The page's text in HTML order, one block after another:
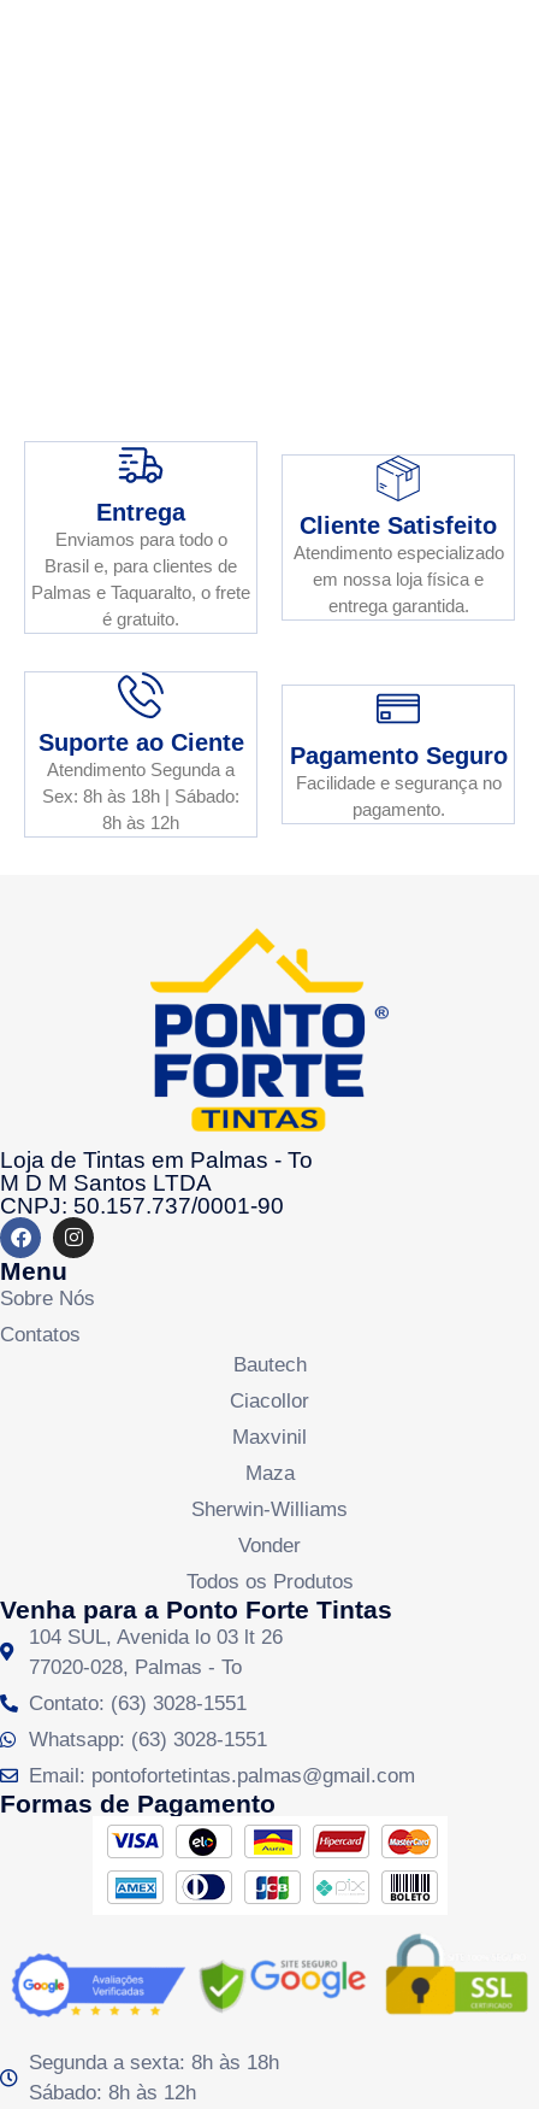
Entrega
Enviamos para todo o
Brasil e, para clientes de
Palmas e Taquaralto, o frete
é gratuito.
Cliente Satisfeito
Atendimento especializado
em nossa loja física e
entrega garantida.
Suporte ao Ciente
Atendimento Segunda a
Sex: 8h às 18h | Sábado:
8h às 12h
Pagamento Seguro
Facilidade e segurança no
pagamento.
Loja de Tintas em Palmas - To
M D M Santos LTDA
CNPJ: 50.157.737/0001-90
Menu
Sobre Nós
Contatos
Bautech
Ciacollor
Maxvinil
Maza
Sherwin-Williams
Vonder
Todos os Produtos
Venha para a Ponto Forte Tintas
104 SUL, Avenida lo 03 lt 26
77020-028, Palmas - To
Contato: (63) 3028-1551
Whatsapp: (63) 3028-1551
Email: pontofortetintas.palmas@gmail.com
Formas de Pagamento
Segunda a sexta: 8h às 18h
Sábado: 8h às 12h